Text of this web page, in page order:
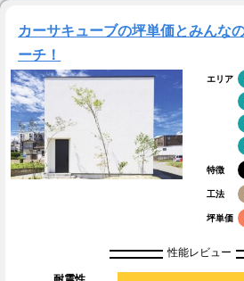
カーサキューブの坪単価とみんな
ーチ！
エリア
特徴
工法
坪単価
性能レビュー